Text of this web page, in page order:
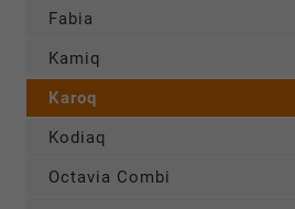
Fabia
Kamiq
Karoq
Kodiaq
Octavia Combi